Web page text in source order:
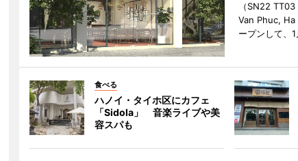
（SN22
Van Phuc, Ha
ープンして、1
食べる
ハノイ・タイホ区にカフェ
「Sidola」 音楽ライブや美
容スパも